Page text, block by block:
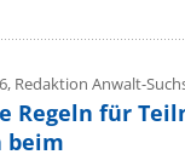
Redaktion Anwalt-
Regeln für
beim